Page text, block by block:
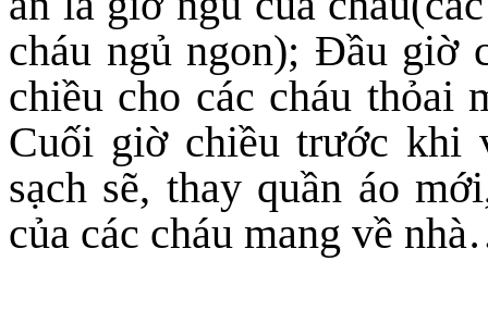
cháu ngủ ngon); Đầu giờ
chiều cho các cháu thỏai
Cuối giờ chiều trước khi
sạch sẽ, thay quần áo
của các cháu mang về